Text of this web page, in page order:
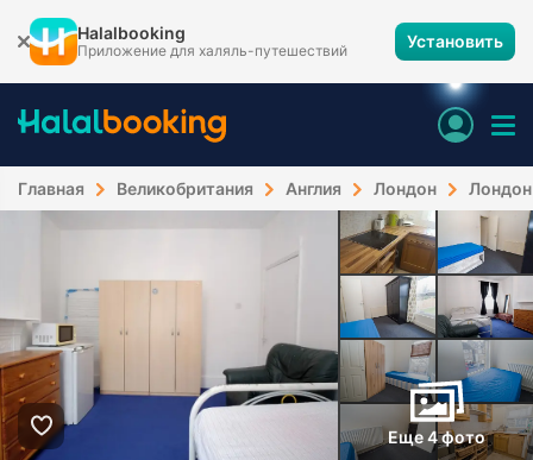
Halalbooking
Приложение для халяль-путешествий Установить
Главная Великобритания Англия Лондон Лондон
Еще 4 фото